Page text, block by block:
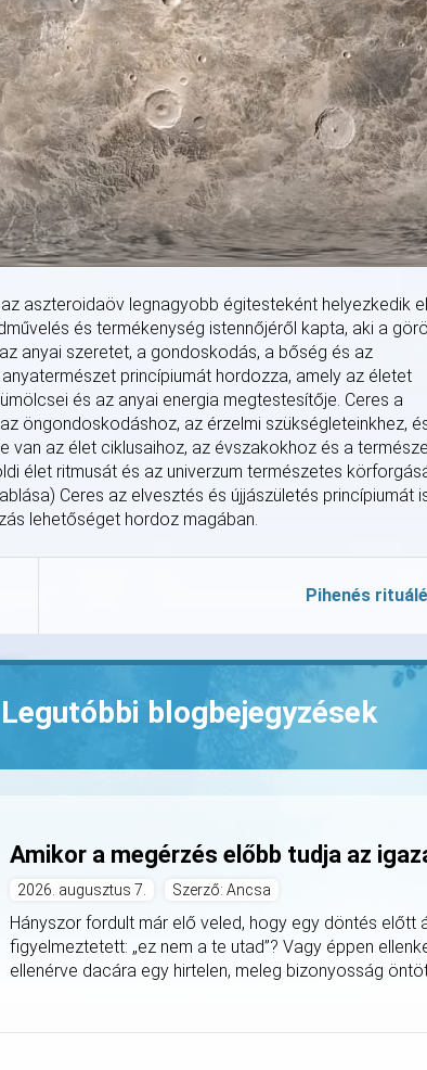
aszteroidaöv legnagyobb égitesteként helyezkedik
és termékenység istennőjéről kapta, aki a
anyai szeretet, a gondoskodás, a bőség és az
princípiumát hordozza, amely az életet
és az anyai energia megtestesítője. Ceres a
öngondoskodáshoz, az érzelmi szükségleteinkhez,
van az élet ciklusaihoz, az évszakokhoz és a
élet ritmusát és az univerzum természetes
Ceres az elvesztés és újjászületés princípiumát
lehetőséget hordoz magában.
Pihenés rituálé
Legutóbbi blogbejegyzések
Amikor a megérzés előbb tudja az
2026. augusztus 7. Szerző: Ancsa
Hányszor fordult már elő veled, hogy egy döntés
figyelmeztetett: „ez nem a te utad”? Vagy éppen
ellenérve dacára egy hirtelen, meleg bizonyosság